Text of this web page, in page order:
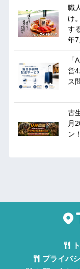
職
け
す
年7
「
営
ス
古
月
ン！
プライバ